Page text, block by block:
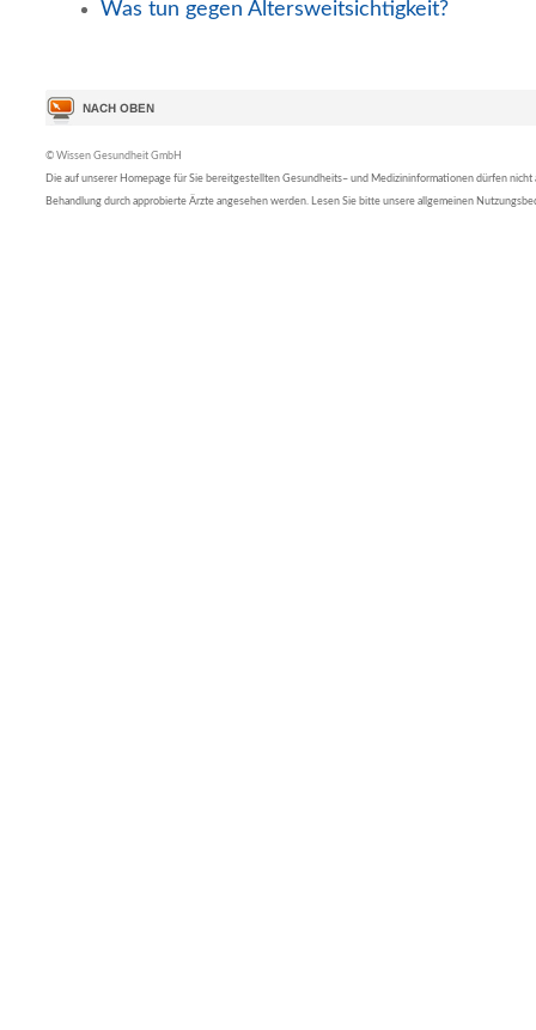
Was tun gegen Altersweitsichtigkeit?
© Wissen Gesundheit GmbH
Die auf unserer Homepage für Sie bereitgestellten Gesundheits– und Medizininformationen dürfen nicht
Behandlung durch approbierte Ärzte angesehen werden. Lesen Sie bitte unsere allgemeinen